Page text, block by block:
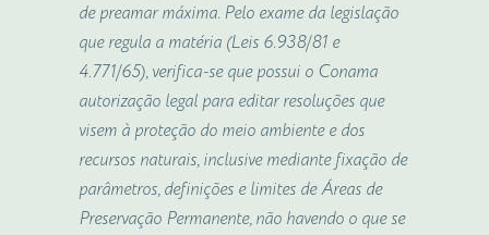
de preamar máxima. Pelo exame da legislação
que regula a matéria (Leis 6.938/81 e
4.771/65), verifica-se que possui o Conama
autorização legal para editar resoluções que
visem à proteção do meio ambiente e dos
recursos naturais, inclusive mediante fixação de
parâmetros, definições e limites de Áreas de
Preservação Permanente, não havendo o que se